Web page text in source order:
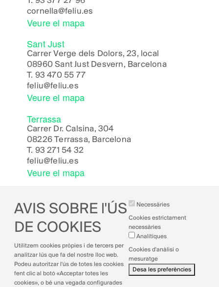
cornella@feliu.es
Veure el mapa
Sant Just
Carrer Verge dels Dolors, 23, local
08960 Sant Just Desvern, Barcelona
T. 93 470 55 77
feliu@feliu.es
Veure el mapa
Terrassa
Carrer Dr. Calsina, 304
08226 Terrassa, Barcelona
T. 93 271 54 32
feliu@feliu.es
Veure el mapa
Avís legal
Política de cookies
Política de privacitat
Política de qualitat
AVIS SOBRE l'ÚS
DE COOKIES
Utilitzem cookies pròpies i de tercers per
analitzar lús que fa del nostre lloc web.
Podeu autoritzar l'ús de totes les cookies
fent clic al botó «Acceptar totes les
cookies», o bé una vegada configurades
Necessàries
Cookies estrictament
necessàries
Analítiques
Cookies d'anàlisi o
mesuratge
Desa les preferències